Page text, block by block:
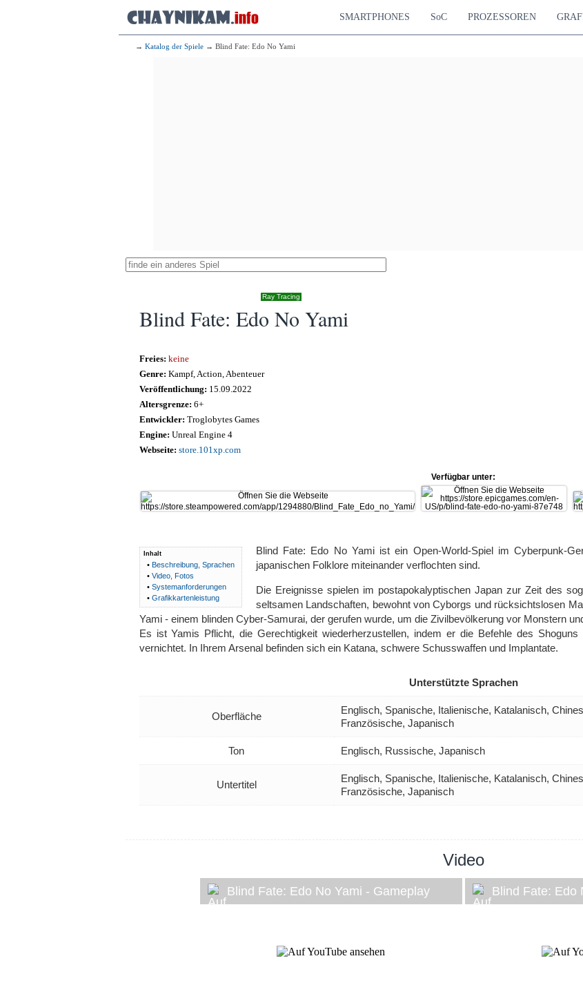
SMARTPHONES SoC PROZESSOREN
→ Katalog der Spiele → Blind Fate: Edo No Yami
Ray Tracing
Blind Fate: Edo No Yami
Freies: keine
Genre: Kampf, Action, Abenteuer
Veröffentlichung: 15.09.2022
Altersgrenze: 6+
Entwickler: Troglobytes Games
Engine: Unreal Engine 4
Webseite: store.101xp.com
Verfügbar unter:
Inhalt
• Beschreibung, Sprachen
• Video, Fotos
• Systemanforderungen
• Grafikkartenleistung
Blind Fate: Edo No Yami ist ein Open-World-Spiel im Cyberpunk-
japanischen Folklore miteinander verflochten sind.
Die Ereignisse spielen im postapokalyptischen Japan zur Zeit des
seltsamen Landschaften, bewohnt von Cyborgs und rücksichtslosen
Yami - einem blinden Cyber-Samurai, der gerufen wurde, um die Zivilbevölkerung vor Monstern
Es ist Yamis Pflicht, die Gerechtigkeit wiederherzustellen, indem er die Befehle des
vernichtet. In Ihrem Arsenal befinden sich ein Katana, schwere Schusswaffen und Implantate.
Unterstützte Sprachen
Oberfläche
Englisch, Spanische, Italienische, Katalanisch,
Französische, Japanisch
Ton Englisch, Russische, Japanisch
Untertitel
Englisch, Spanische, Italienische, Katalanisch,
Französische, Japanisch
Video
Blind Fate: Edo No Yami - Gameplay Blind Fate: Edo